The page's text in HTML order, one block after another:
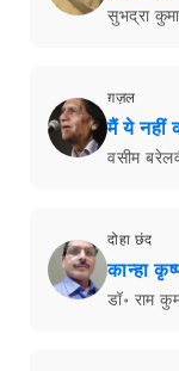
सुभद्रा
ग़ज़ल
मैं ये नहीं
वसीम
दोहा छंद
कान्हा
डॉ॰ राम